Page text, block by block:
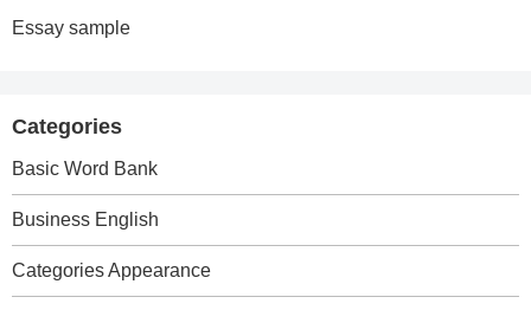
Essay sample
Categories
Basic Word Bank
Business English
Categories Appearance